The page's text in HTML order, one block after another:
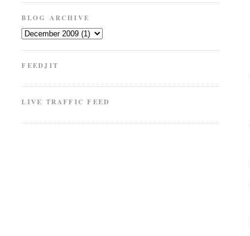
BLOG ARCHIVE
FEEDJIT
LIVE TRAFFIC FEED